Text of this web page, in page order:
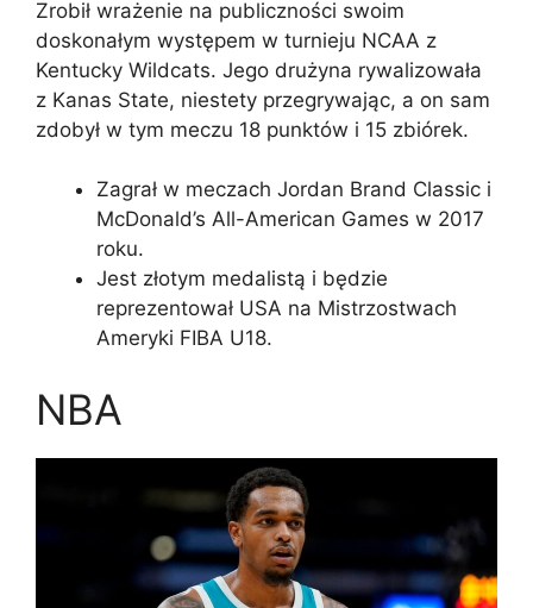
Zrobił wrażenie na publiczności swoim
doskonałym występem w turnieju NCAA z
Kentucky Wildcats. Jego drużyna rywalizowała
z Kanas State, niestety przegrywając, a on sam
zdobył w tym meczu 18 punktów i 15 zbiórek.
Zagrał w meczach Jordan Brand Classic i
McDonald’s All-American Games w 2017
roku.
Jest złotym medalistą i będzie
reprezentował USA na Mistrzostwach
Ameryki FIBA U18.
NBA